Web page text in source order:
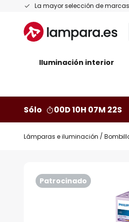
La mayor selección de
Ir
contenido
Iluminación interior
Sólo 00D 10H 07M 21S
Lámparas e iluminación
Patrocinado